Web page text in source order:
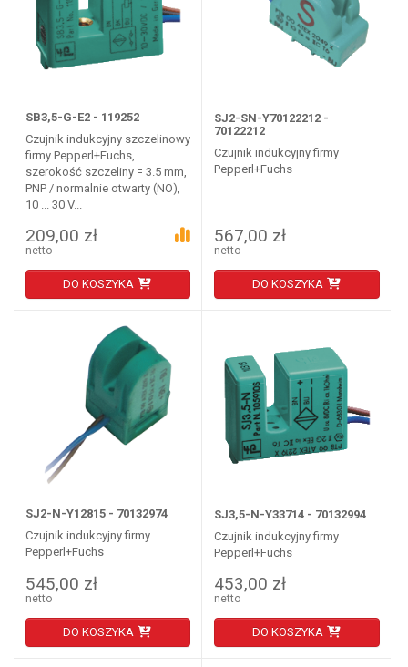
SB3,5-G-E2 - 119252
Czujnik indukcyjny szczelinowy
firmy Pepperl+Fuchs,
szerokość szczeliny = 3.5 mm,
PNP / normalnie otwarty (NO),
10 ... 30 V...
209,00 zł
netto
DO KOSZYKA
SJ2-SN-Y70122212 -
70122212
Czujnik indukcyjny firmy
Pepperl+Fuchs
567,00 zł
netto
DO KOSZYKA
SJ2-N-Y12815 - 70132974
Czujnik indukcyjny firmy
Pepperl+Fuchs
545,00 zł
netto
DO KOSZYKA
SJ3,5-N-Y33714 - 70132994
Czujnik indukcyjny firmy
Pepperl+Fuchs
453,00 zł
netto
DO KOSZYKA